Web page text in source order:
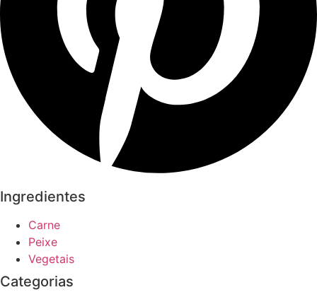
Ingredientes
Carne
Peixe
Vegetais
Categorias